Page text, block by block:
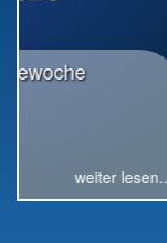
RWW-
die